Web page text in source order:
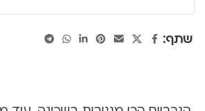
שתף: